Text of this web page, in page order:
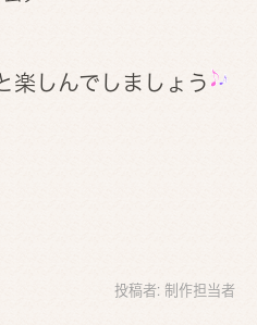
楽しんでしましょう
投稿者: 制作担当者